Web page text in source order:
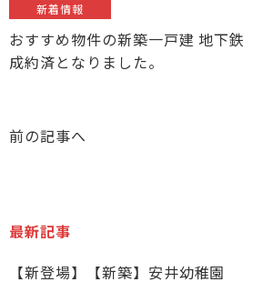
新着情報
おすすめ物件の新築一戸建 地下鉄
成約済となりました。
前の記事へ
最新記事
【新登場】【新築】安井幼稚園